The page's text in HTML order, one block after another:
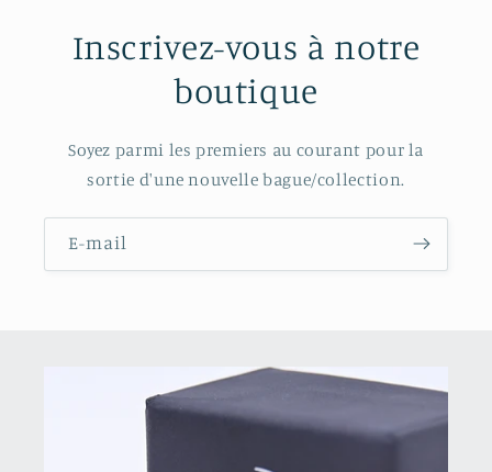
Inscrivez-vous à notre
boutique
Soyez parmi les premiers au courant pour la
sortie d'une nouvelle bague/collection.
E-mail